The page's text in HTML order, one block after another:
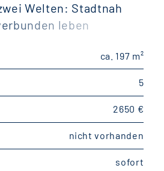
Welten: Stadtnah
leben
ca. 197 m²
5
2650 €
nicht vorhanden
sofort